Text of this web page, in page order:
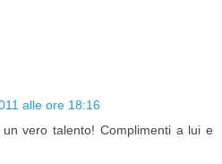
alle ore 18:16
vero talento! Complimenti a lui e